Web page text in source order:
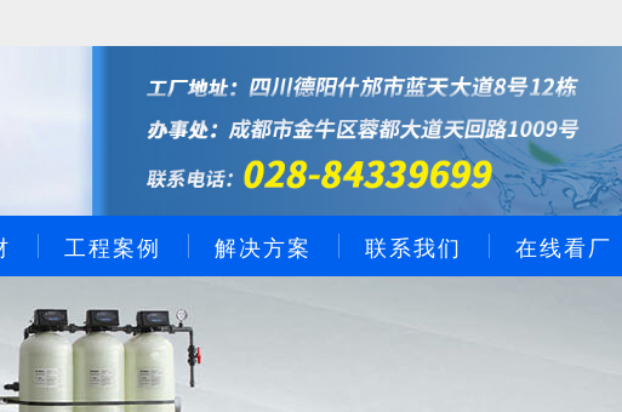
工程案例 解决方案 联系我们 在线看厂